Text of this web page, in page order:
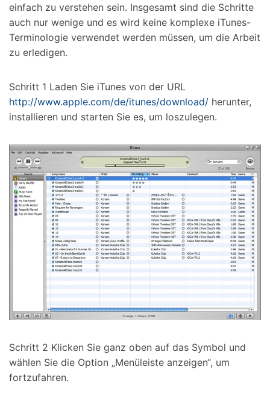
einfach zu verstehen sein. Insgesamt sind die Schritte
auch nur wenige und es wird keine komplexe iTunes-
Terminologie verwendet werden müssen, um die Arbeit
zu erledigen.
Schritt 1 Laden Sie iTunes von der URL
http://www.apple.com/de/itunes/download/ herunter,
installieren und starten Sie es, um loszulegen.
Schritt 2 Klicken Sie ganz oben auf das Symbol und
wählen Sie die Option „Menüleiste anzeigen“, um
fortzufahren.